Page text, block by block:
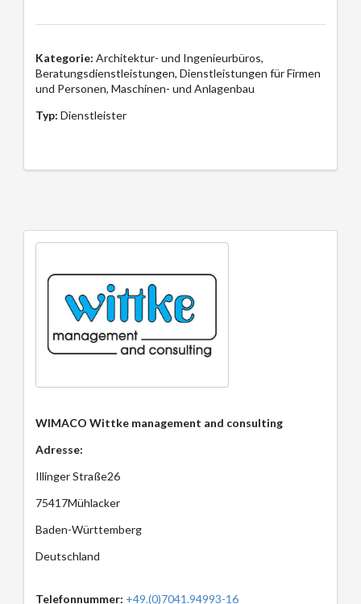
Kategorie: Architektur- und Ingenieurbüros,
Beratungsdienstleistungen, Dienstleistungen für Firmen
und Personen, Maschinen- und Anlagenbau
Typ: Dienstleister
WIMACO Wittke management and consulting
Adresse:
Illinger Straße26
75417Mühlacker
Baden-Württemberg
Deutschland
Telefonnummer: +49.(0)7041.94993-16